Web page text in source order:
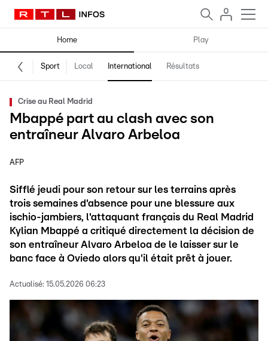
Home Play
Sport Local International Résultats
Crise au Real Madrid
Mbappé part au clash avec son
entraîneur Alvaro Arbeloa
AFP
Sifflé jeudi pour son retour sur les terrains après
trois semaines d'absence pour une blessure aux
ischio-jambiers, l'attaquant français du Real Madrid
Kylian Mbappé a critiqué directement la décision de
son entraîneur Alvaro Arbeloa de le laisser sur le
banc face à Oviedo alors qu'il était prêt à jouer.
Actualisé: 15.05.2026 06:23